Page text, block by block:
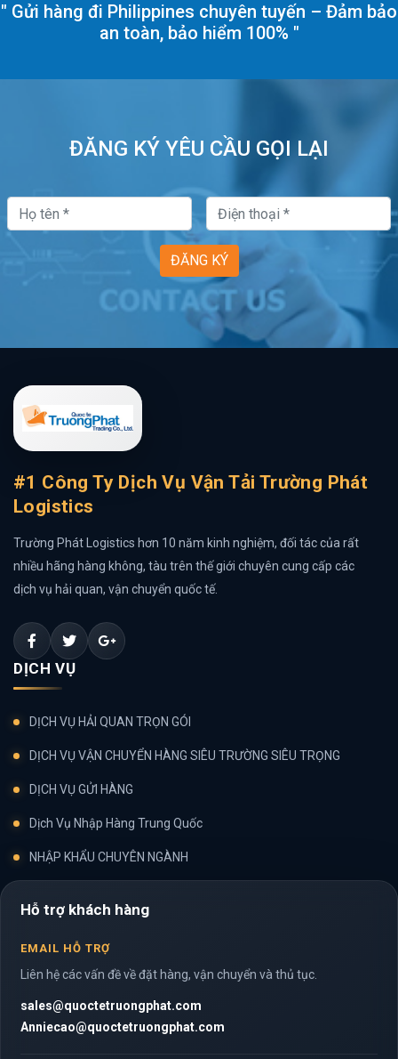
" Gửi hàng đi Philippines chuyên tuyến – Đảm bảo
an toàn, bảo hiểm 100% "
ĐĂNG KÝ YÊU CẦU GỌI LẠI
ĐĂNG KÝ
#1 Công Ty Dịch Vụ Vận Tải Trường Phát
Logistics
Trường Phát Logistics hơn 10 năm kinh nghiệm, đối tác của rất
nhiều hãng hàng không, tàu trên thế giới chuyên cung cấp các
dịch vụ hải quan, vận chuyển quốc tế.
DỊCH VỤ
DỊCH VỤ HẢI QUAN TRỌN GÓI
DỊCH VỤ VẬN CHUYỂN HÀNG SIÊU TRƯỜNG SIÊU TRỌNG
DỊCH VỤ GỬI HÀNG
Dịch Vụ Nhập Hàng Trung Quốc
NHẬP KHẨU CHUYÊN NGÀNH
Hỗ trợ khách hàng
EMAIL HỖ TRỢ
Liên hệ các vấn đề về đặt hàng, vận chuyển và thủ tục.
sales@quoctetruongphat.com
Anniecao@quoctetruongphat.com